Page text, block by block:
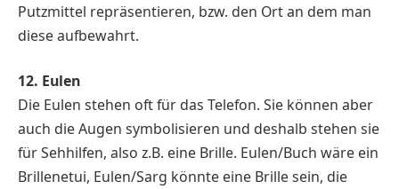
Putzmittel repräsentieren, bzw. den Ort an dem man
diese aufbewahrt.
12. Eulen
Die Eulen stehen oft für das Telefon. Sie können aber
auch die Augen symbolisieren und deshalb stehen sie
für Sehhilfen, also z.B. eine Brille. Eulen/Buch wäre ein
Brillenetui, Eulen/Sarg könnte eine Brille sein, die